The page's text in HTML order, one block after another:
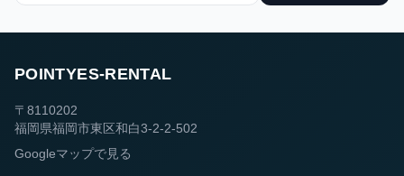
POINTYES-RENTAL
〒8110202
福岡県福岡市東区和白3-2-2-502
Googleマップで見る